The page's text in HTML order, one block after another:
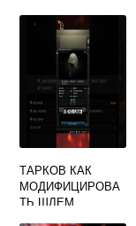
ТАРКОВ КАК
МОДИФИЦИРОВА
ТЬ ШЛЕМ